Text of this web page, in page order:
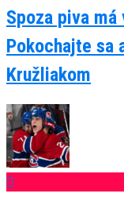
Spoza piva
Pokochajte sa
Kružliakom